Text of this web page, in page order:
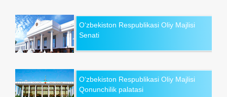
O‘zbekiston Respublikasi Oliy Majlisi
Senati
O‘zbekiston Respublikasi Oliy Majlisi
Qonunchilik palatasi